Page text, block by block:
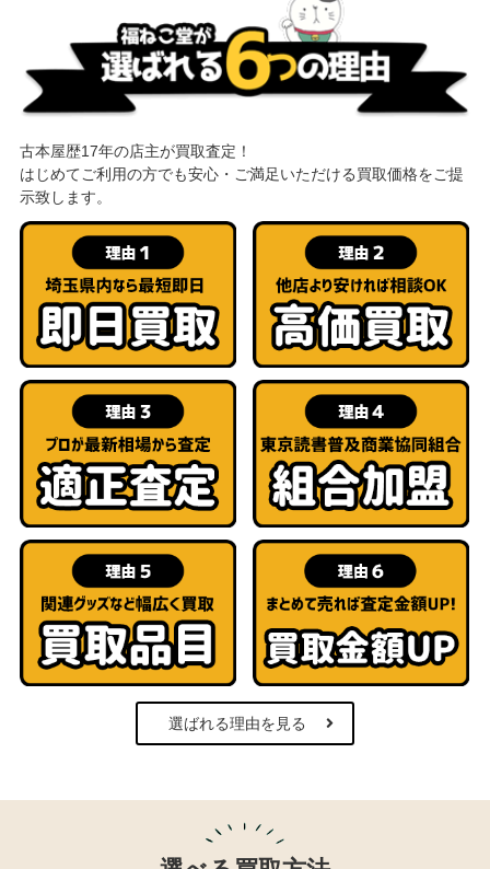
古本屋歴17年の店主が買取査定！
はじめてご利用の方でも安心・ご満足いただける買取価格をご提
示致します。
選ばれる理由を見る